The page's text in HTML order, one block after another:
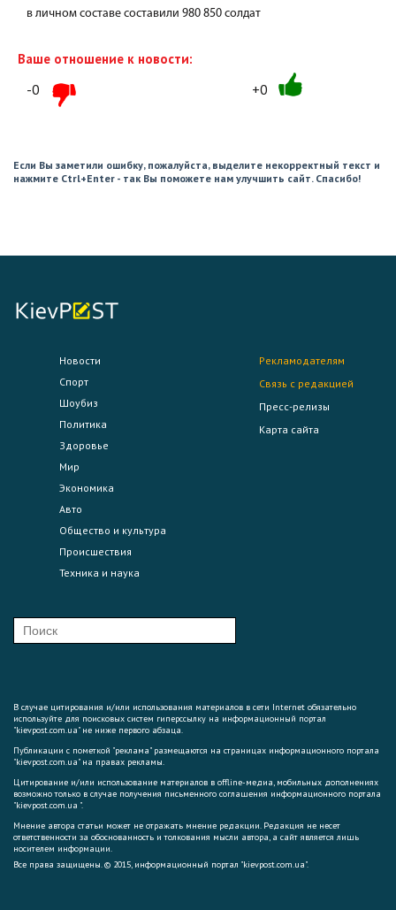
в личном составе составили 980 850 солдат
Ваше отношение к новости:
-0 +0
Если Вы заметили ошибку, пожалуйста, выделите некорректный текст и
нажмите Ctrl+Enter - так Вы поможете нам улучшить сайт. Спасибо!
Новости
Спорт
Шоубиз
Политика
Здоровье
Мир
Экономика
Авто
Общество и культура
Происшествия
Техника и наука
Рекламодателям
Связь с редакцией
Пресс-релизы
Карта сайта
В случае цитирования и/или использования материалов в сети Internet обязательно
используйте для поисковых систем гиперссылку на информационный портал
"kievpost.com.ua" не ниже первого абзаца.
Публикации с пометкой "реклама" размещаются на страницах информационного портала
"kievpost.com.ua" на правах рекламы.
Цитирование и/или использование материалов в offline-медиа, мобильных дополнениях
возможно только в случае получения письменного соглашения информационного портала
"kievpost.com.ua ".
Мнение автора статьи может не отражать мнение редакции. Редакция не несет
ответственности за обоснованность и толкования мысли автора, а сайт является лишь
носителем информации.
Все права защищены. © 2015, информационный портал "kievpost.com.ua".